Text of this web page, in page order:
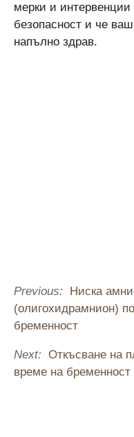
мерки и интервенции
безопасност и че
напълно здрав.
Previous:
Ниска
(олигохидрамнион)
бременност
Next: Откъсване на
време на бременност